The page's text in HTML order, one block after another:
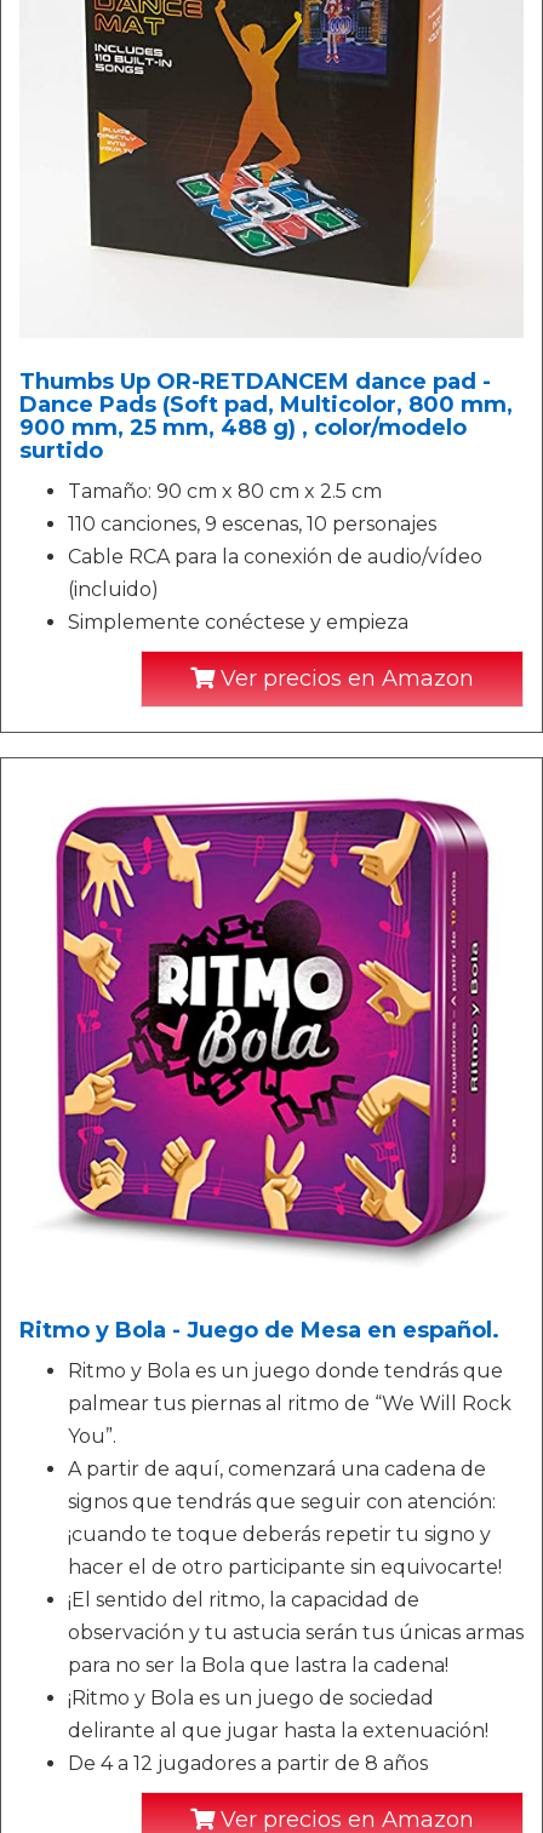
Thumbs Up OR-RETDANCEM dance pad -
Dance Pads (Soft pad, Multicolor, 800 mm,
900 mm, 25 mm, 488 g) , color/modelo
surtido
Tamaño: 90 cm x 80 cm x 2.5 cm
110 canciones, 9 escenas, 10 personajes
Cable RCA para la conexión de audio/vídeo
(incluido)
Simplemente conéctese y empieza
Ver precios en Amazon
Ritmo y Bola - Juego de Mesa en español.
Ritmo y Bola es un juego donde tendrás que
palmear tus piernas al ritmo de “We Will Rock
You”.
A partir de aquí, comenzará una cadena de
signos que tendrás que seguir con atención:
¡cuando te toque deberás repetir tu signo y
hacer el de otro participante sin equivocarte!
¡El sentido del ritmo, la capacidad de
observación y tu astucia serán tus únicas armas
para no ser la Bola que lastra la cadena!
¡Ritmo y Bola es un juego de sociedad
delirante al que jugar hasta la extenuación!
De 4 a 12 jugadores a partir de 8 años
Ver precios en Amazon